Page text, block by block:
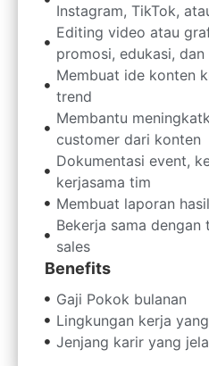
Instagram, TikTok,
Editing video atau
promosi, edukasi,
Membuat ide konten
trend
Membantu
customer dari konten
Dokumentasi event,
kerjasama tim
Membuat laporan
Bekerja sama
sales
Benefits
Gaji Pokok bulanan
Lingkungan kerja
Jenjang karir yang